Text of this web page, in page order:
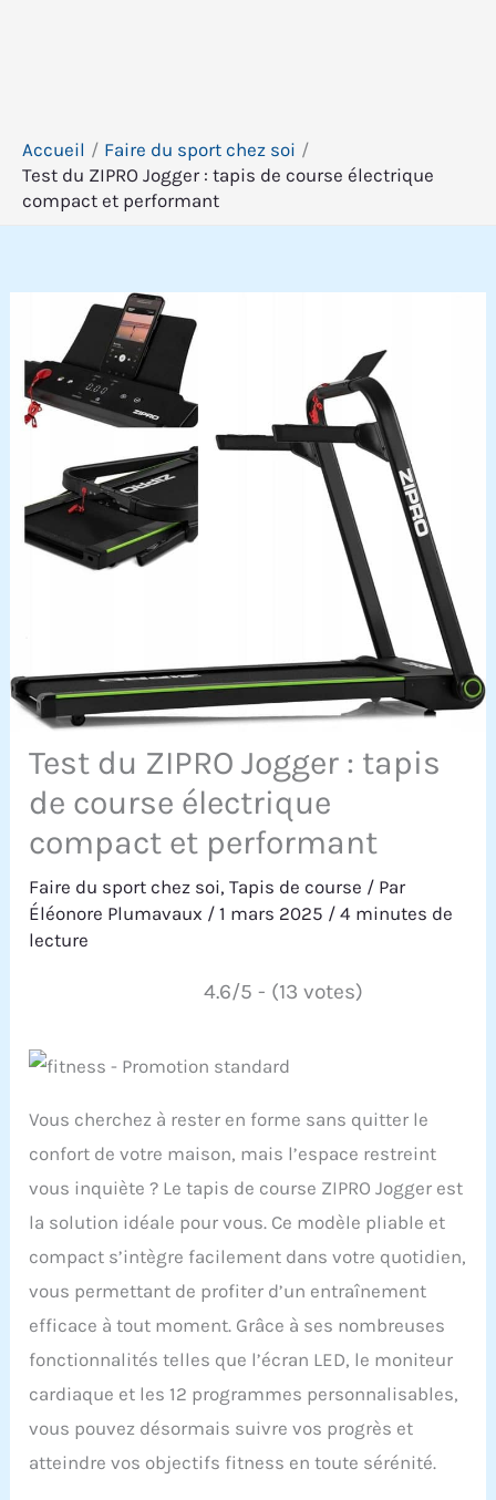
Accueil
Faire du sport chez soi
Test du ZIPRO Jogger : tapis de course électrique
compact et performant
Test du ZIPRO Jogger : tapis
de course électrique
compact et performant
Faire du sport chez soi,Tapis de course / Par
Éléonore Plumavaux /1 mars 2025 /4 minutes de
lecture
4.6/5 - (13 votes)
Vous cherchez à rester en forme sans quitter le
confort de votre maison, mais l’espace restreint
vous inquiète ? Le tapis de course ZIPRO Jogger est
la solution idéale pour vous. Ce modèle pliable et
compact s’intègre facilement dans votre quotidien,
vous permettant de profiter d’un entraînement
efficace à tout moment. Grâce à ses nombreuses
fonctionnalités telles que l’écran LED, le moniteur
cardiaque et les 12 programmes personnalisables,
vous pouvez désormais suivre vos progrès et
atteindre vos objectifs fitness en toute sérénité.